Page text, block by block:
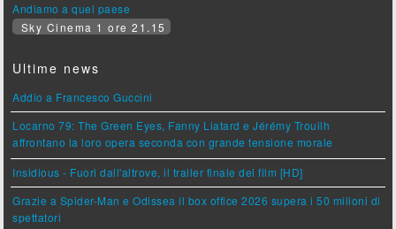
Andiamo a quel paese
Sky Cinema 1 ore 21.15
Ultime news
Addio a Francesco Guccini
Locarno 79: The Green Eyes, Fanny Liatard e Jérémy Trouilh
affrontano la loro opera seconda con grande tensione morale
Insidious - Fuori dall'altrove, il trailer finale del film [HD]
Grazie a Spider-Man e Odissea il box office 2026 supera i 50 milioni di
spettatori